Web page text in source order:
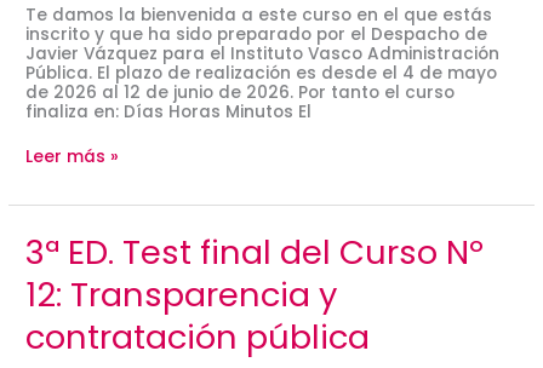
Te damos la bienvenida a este curso en el que estás
inscrito y que ha sido preparado por el Despacho de
Javier Vázquez para el Instituto Vasco Administración
Pública. El plazo de realización es desde el 4 de mayo
de 2026 al 12 de junio de 2026. Por tanto el curso
finaliza en: Días Horas Minutos El
Leer más »
3ª ED. Test final del Curso Nº
12: Transparencia y
contratación pública
3ª
ED.
Test
final
Curso
Nº